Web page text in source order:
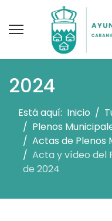
2024
Está aquí: Inicio
Plenos
Actas de Plenos
Acta y vídeo del
de 2024